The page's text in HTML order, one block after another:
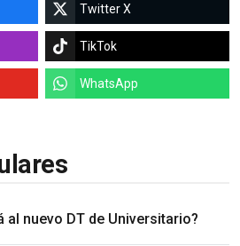
Twitter X
TikTok
WhatsApp
al nuevo DT de Universitario?